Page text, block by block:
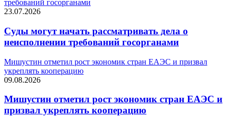
требований госорганами
23.07.2026
Суды могут начать рассматривать дела о
неисполнении требований госорганами
Мишустин отметил рост экономик стран ЕАЭС и призвал
укреплять кооперацию
09.08.2026
Мишустин отметил рост экономик стран ЕАЭС и
призвал укреплять кооперацию